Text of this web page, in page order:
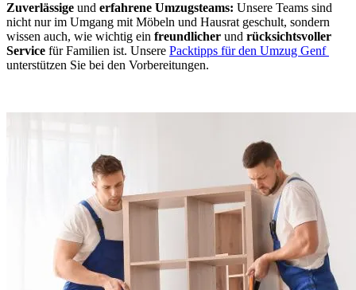
Zuverlässige und erfahrene Umzugsteams: Unsere Teams sind
nicht nur im Umgang mit Möbeln und Hausrat geschult, sondern
wissen auch, wie wichtig ein freundlicher und rücksichtsvoller
Service für Familien ist. Unsere Packtipps für den Umzug Genf ⁠
unterstützen Sie bei den Vorbereitungen.